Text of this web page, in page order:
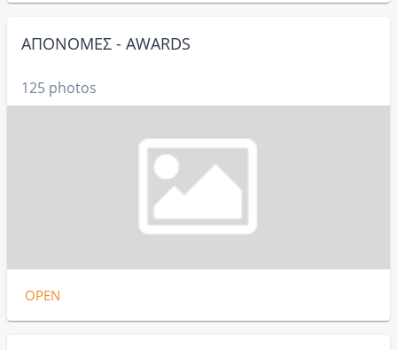
ΑΠΟΝΟΜΕΣ - AWARDS
125 photos
OPEN